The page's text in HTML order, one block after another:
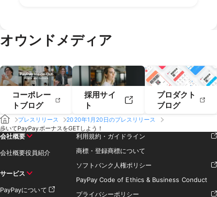
2019年2月
2019年1月
オウンドメディア
コーポレー
トブログ
採用サイ
ト
プロダクト
ブログ
プレスリリース
2020年1月20日のプレスリリース
歩いてPayPayボーナスをGETしよう！
会社概要
会社概要役員紹介
サービス
PayPayについて
利用規約・ガイドライン
商標・登録商標について
ソフトバンク人権ポリシー
PayPay Code of Ethics & Business Conduct
プライバシーポリシー